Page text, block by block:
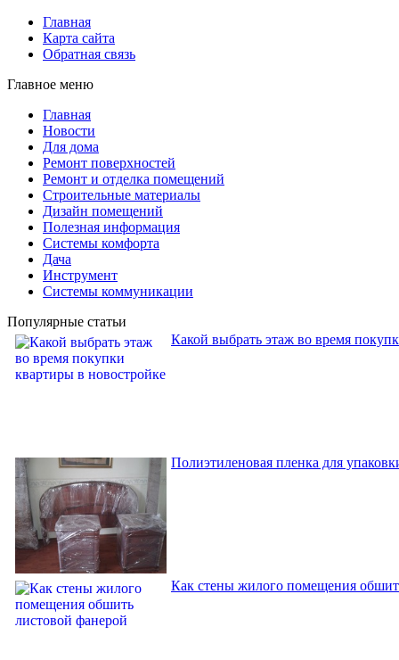
Главная
Карта сайта
Обратная связь
Главное меню
Главная
Новости
Для дома
Ремонт поверхностей
Ремонт и отделка помещений
Строительные материалы
Дизайн помещений
Полезная информация
Системы комфорта
Дача
Инструмент
Системы коммуникации
Популярные статьи
Какой выбрать этаж во время
Полиэтиленовая пленка для
Как стены жилого помещения